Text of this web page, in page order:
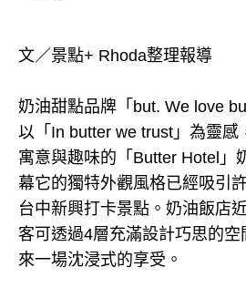
文／景點+ Rhoda整理報導
奶油甜點品牌「but. We love
以「In butter we trust」為靈感
寓意與趣味的「Butter Hotel」
幕它的獨特外觀風格已經吸引
台中新興打卡景點。奶油飯店
客可透過4層充滿設計巧思的
來一場沈浸式的享受。